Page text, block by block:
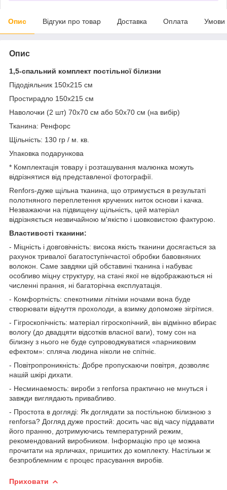
Опис Відгуки про товар Доставка Оплата Умови
Опис
1,5-спальний комплект постільної білизни
Підодіяльник 150x215 см
Простирадло 150x215 см
Наволочки (2 шт) 70x70 см або 50х70 см (на вибір)
Тканина: Ренфорс
Щільність: 130 гр / м. кв.
Упаковка подарункова
* Комплектація товару і розташування малюнка можуть
відрізнятися від представленої фотографії.
Renfors-дуже щільна тканина, що отримується в результаті
полотняного переплетення кручених ниток основи і качка.
Незважаючи на підвищену щільність, цей матеріал
відрізняється незвичайною м'якістю і шовковистою фактурою.
Властивості тканини:
- Міцність і довговічність: висока якість тканини досягається за
рахунок тривалої багатоступінчастої обробки бавовняних
волокон. Саме завдяки цій обставині тканина і набуває
особливо міцну структуру, на стані якої не відображаються ні
численні прання, ні багаторічна експлуатація.
- Комфортність: спекотними літніми ночами вона буде
створювати відчуття прохолоди, а взимку допоможе зігрітися.
- Гігроскопічність: матеріал гігроскопічний, він відмінно вбирає
вологу (до двадцяти відсотків власної ваги), тому сон на
білизну з нього не буде супроводжуватися «парниковим
ефектом»: спляча людина ніколи не спітніє.
- Повітропроникність: Добре пропускаючи повітря, дозволяє
нашій шкірі дихати.
- Несминаемость: вироби з renforsa практично не мнуться і
завжди виглядають привабливо.
- Простота в догляді: Як доглядати за постільною білизною з
renforsa? Догляд дуже простий: досить час від часу піддавати
його пранню, дотримуючись температурний режим,
рекомендований виробником. Інформацію про це можна
прочитати на ярличках, пришитих до комплекту. Настільки ж
безпроблемним є процес прасування виробів.
Приховати